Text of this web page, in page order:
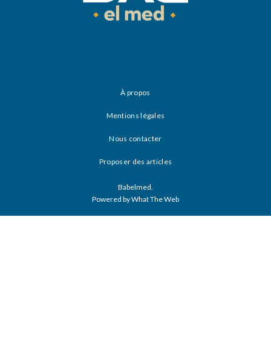
À propos
Mentions légales
Nous contacter
Proposer des articles
Babelmed.
Powered by What The Web